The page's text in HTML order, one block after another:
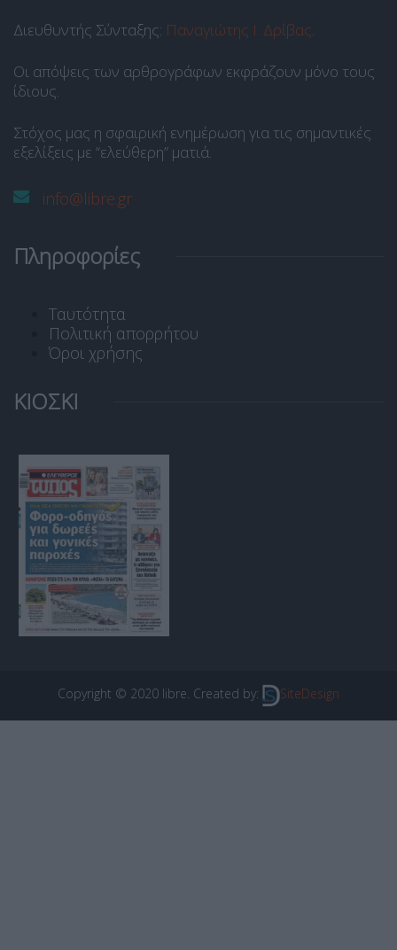
Διευθυντής Σύνταξης: Παναγιώτης Ι. Δρίβας.
Οι απόψεις των αρθρογράφων εκφράζουν μόνο τους
ίδιους.
Στόχος μας η σφαιρική ενημέρωση για τις σημαντικές
εξελίξεις με “ελεύθερη” ματιά.
info@libre.gr
Πληροφορίες
Ταυτότητα
Πολιτική απορρήτου
Όροι χρήσης
ΚΙΟΣΚΙ
Copyright © 2020 libre. Created by: SiteDesign